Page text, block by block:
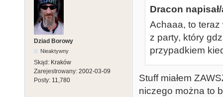
Dziad Borowy
Nieaktywny
Skąd: Kraków
Zarejestrowany: 2002-03-09
Posty: 11,780
Dracon
Achaaa, to teraz
z party, który
przypadkiem
Stuff miałem
niczego można to